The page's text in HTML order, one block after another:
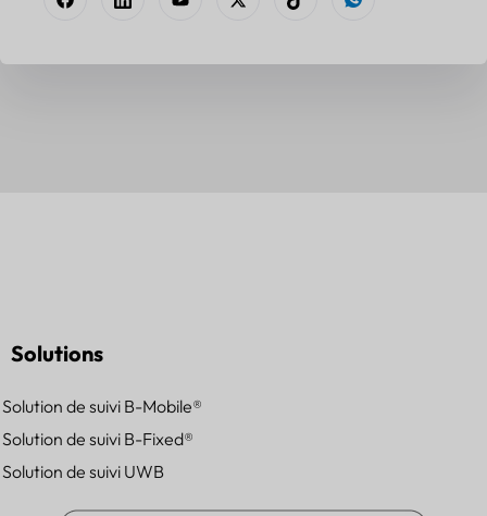
Solutions
Solution de suivi B-Mobile®
Solution de suivi B-Fixed®
Solution de suivi UWB